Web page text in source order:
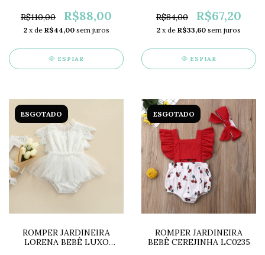
R$110,00
R$88,00
2 x de R$44,00 sem juros
ESPIAR
LC0047
R$84,00 R$67,20
2 x de R$33,60 sem juros
ESPIAR
ESGOTADO
ROMPER JARDINEIRA
LORENA BEBÊ LUXO
ESGOTADO
ROMPER JARDINEIRA
BEBÊ CEREJINHA LC0235